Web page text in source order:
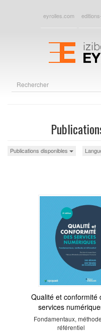
eyrolles.com
Publications disponibles
Qualité et conformité
services
Fondamentaux,
référentiel